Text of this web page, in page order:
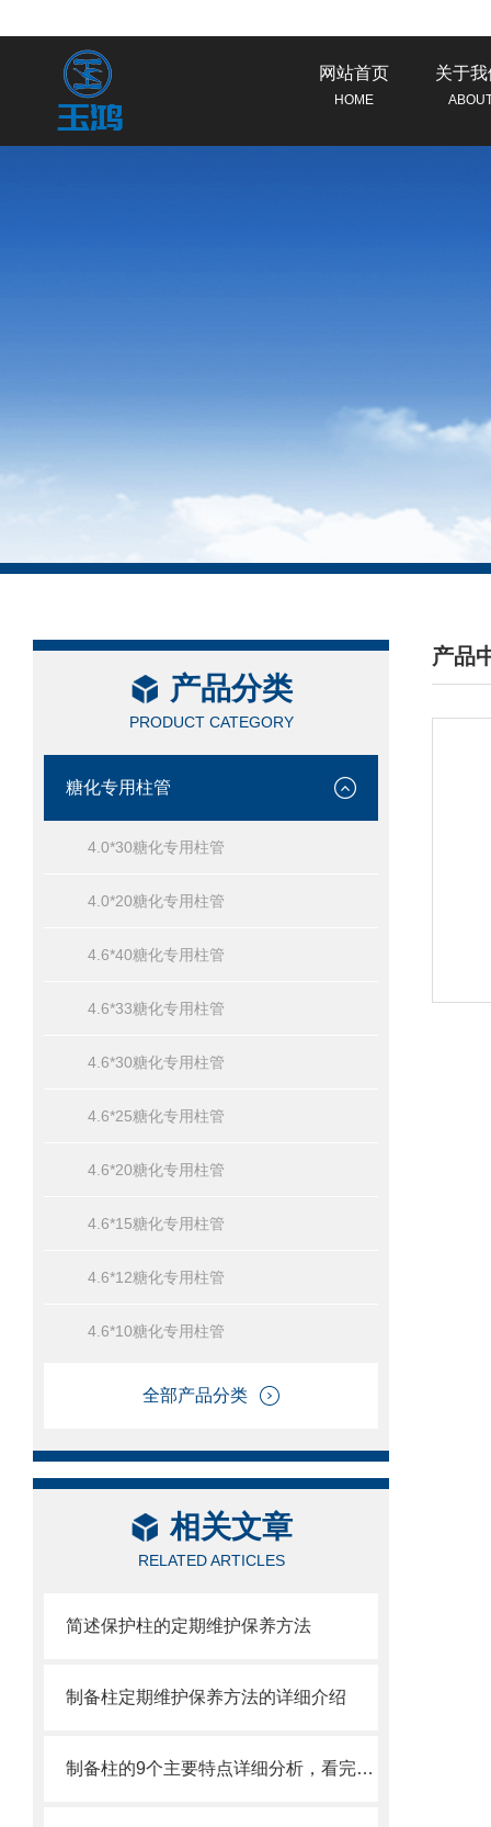
网站首页
HOME
关于
产品分类
PRODUCT CATEGORY
糖化专用柱管
4.0*30糖化专用柱管
4.0*20糖化专用柱管
4.6*40糖化专用柱管
4.6*33糖化专用柱管
4.6*30糖化专用柱管
4.6*25糖化专用柱管
4.6*20糖化专用柱管
4.6*15糖化专用柱管
4.6*12糖化专用柱管
4.6*10糖化专用柱管
全部产品分类
相关文章
RELATED ARTICLES
简述保护柱的定期维护保养方法
制备柱定期维护保养方法的详细介绍
制备柱的9个主要特点详细分析，看完你就知道它有多么出色
产品
/